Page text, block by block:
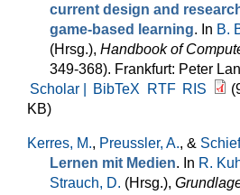
current design and
game-based learning. In B.
(Hrsg.), Handbook of
349-368). Frankfurt: Peter
Scholar |
BibTeX RTF RIS
KB)
Kerres, M., Preussler, A., &
Lernen mit Medien. In R.
Strauch, D. (Hrsg.),